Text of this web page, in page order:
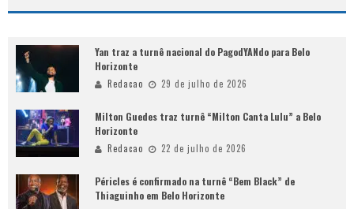
Yan traz a turnê nacional do PagodYANdo para Belo
Horizonte
Redacao 29 de julho de 2026
Milton Guedes traz turnê “Milton Canta Lulu” a Belo
Horizonte
Redacao 22 de julho de 2026
Péricles é confirmado na turnê “Bem Black” de
Thiaguinho em Belo Horizonte